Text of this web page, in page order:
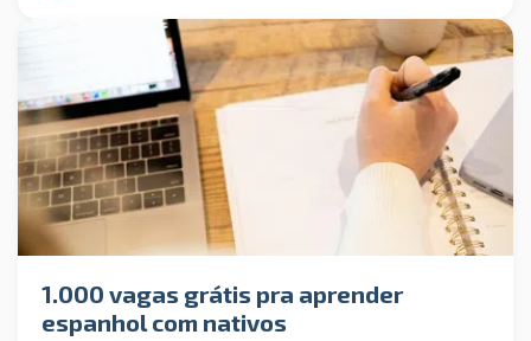
1.000 vagas grátis pra aprender
espanhol com nativos